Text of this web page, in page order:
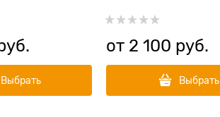
Выбрать
от 2 100 руб.
Выбрать